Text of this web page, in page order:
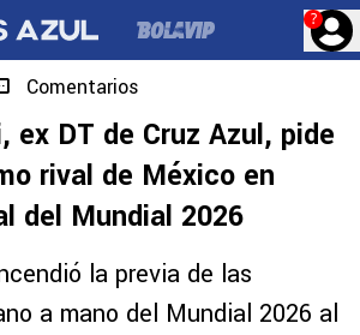
?
Comentarios
ex DT de Cruz Azul, pide
rival de México en
del Mundial 2026
la previa de las
a mano del Mundial 2026 al